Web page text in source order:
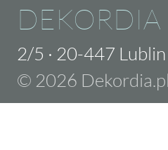
DEKORDIA
2/5 · 20-447 Lublin
© 2026